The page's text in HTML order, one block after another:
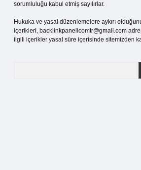
sorumluluğu kabul etmiş sayılırlar.
Hukuka ve yasal düzenlemelere aykırı
içerikleri, backlinkpanelicomtr@gmail.com
ilgili içerikler yasal süre içerisinde sitemizden